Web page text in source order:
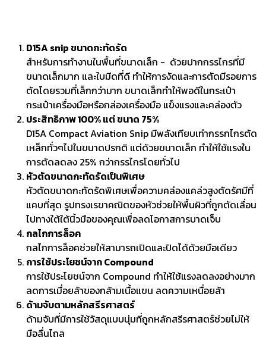
D15A snip ขนาดกะทัดรัด
สำหรับการทำงานในพื้นที่ขนาดเล็ก - ด้วยปากกรรไกรที่มี
ขนาดเล็กมาก และใบมีดที่ดี ทำให้การงัดและการตัดมีรอยการ
ตัดโดยรวมที่เล็กกว่ามาก ขนาดเล็กทำให้พอดีในกระเป๋า
กระเป๋าเครื่องมือหรือกล่องเครื่องมือ แข็งแรงและคล่องตัว
ประสิทธิภาพ 100% แต่ ขนาด 75%
D15A Compact Aviation Snip มีพลังเทียบเท่ากรรกไกรตัด
เหล็กทั่วๆไปในขนาดปรกติ แต่ด้วยขนาดเล็ก ทำให้ใช้แรงใน
การตัดลดลง 25% กว่ากรรไกรโดยทั่วไป
หัวตัดขนาดกะทัดรัดเป็นพิเศษ
หัวตัดขนาดกะทัดรัดพิเศษเพื่อความคล่องแคล่วสูงตัดรัศมีที่
แคบที่สุด รูปทรงเรขาคณิตของหัวช่วยให้พื้นผิวที่ถูกตัดเลื่อน
ไปทางใต้ใต้นิ้วมือของคุณเพื่อลดโอกาสการบาดเจ็บ
กลไกการล็อค
กลไกการล็อคช่วยให้สามารถเปิดและปิดได้ด้วยมือเดียว
การใช้ประโยชน์จาก Compound
การใช้ประโยชน์จาก Compound ทำให้ใช้แรงลดลงอย่างมาก
ลดการเมื่อยล้าของกล้ามเนื้อแขน ลดความเหนื่อยล้า
ด้ามจับตามหลักสรีรศาสตร์
ด้ามจับที่มีการใช้วัสดุแบบนุ่มที่ถูกหลักสรีรศาสตร์ช่วยไม่ให้
มือลื่นไถล